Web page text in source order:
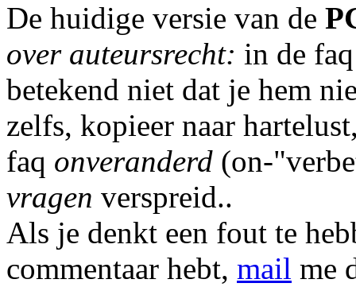
De huidige versie van de
over auteursrecht: in de
betekend niet dat je hem
zelfs, kopieer naar
faq onveranderd (on-
vragen verspreid..
Als je denkt een fout te
commentaar hebt, mail me